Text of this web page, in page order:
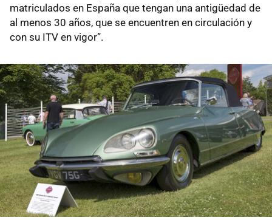
matriculados en España que tengan una antigüedad de
al menos 30 años, que se encuentren en circulación y
con su ITV en vigor”.